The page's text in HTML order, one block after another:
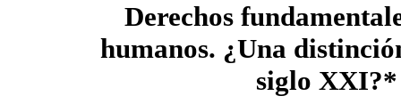
Derechos
humanos. ¿Una
siglo XXI?*